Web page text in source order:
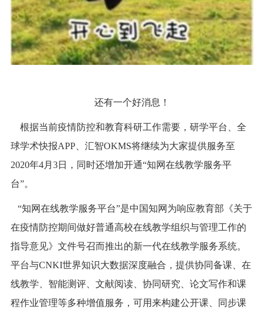
还有一个好消息！
根据当前疫情防控和教育科研工作需要，研学平台、全
球学术快报APP、汇智OKMS将继续为大家提供服务至
2020年4月3日，同时还增加开通“知网在线教学服务平
台”。
“知网在线教学服务平台”是中国知网为响应教育部《关于
在疫情防控期间做好普通高校在线教学组织与管理工作的
指导意见》文件号召而推出的新一代在线教学服务系统。
平台与CNKI世界知识大数据深度融合，提供协同备课、在
线教学、智能测评、文献阅读、协同研究、论文写作和课
程作业管理等多种增值服务，可用来构建公开课、同步课